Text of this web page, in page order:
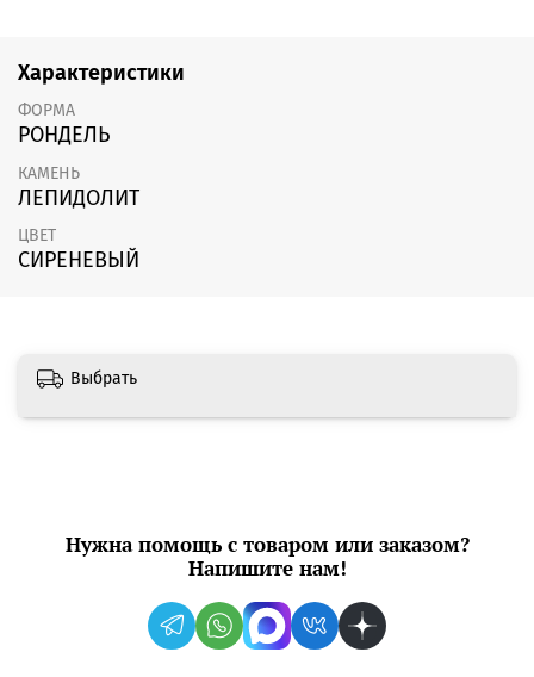
Характеристики
ФОРМА
РОНДЕЛЬ
КАМЕНЬ
ЛЕПИДОЛИТ
ЦВЕТ
СИРЕНЕВЫЙ
Выбрать
Нужна помощь с товаром или заказом?
Напишите нам!